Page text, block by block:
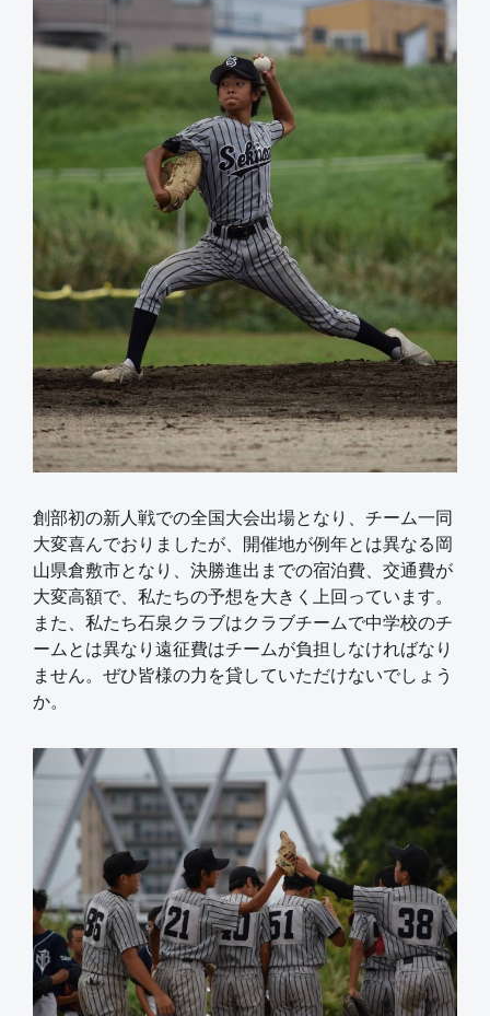
創部初の新人戦での全国大会出場となり、チーム一同
大変喜んでおりましたが、開催地が例年とは異なる岡
山県倉敷市となり、決勝進出までの宿泊費、交通費が
大変高額で、私たちの予想を大きく上回っています。
また、私たち石泉クラブはクラブチームで中学校のチ
ームとは異なり遠征費はチームが負担しなければなり
ません。ぜひ皆様の力を貸していただけないでしょう
か。